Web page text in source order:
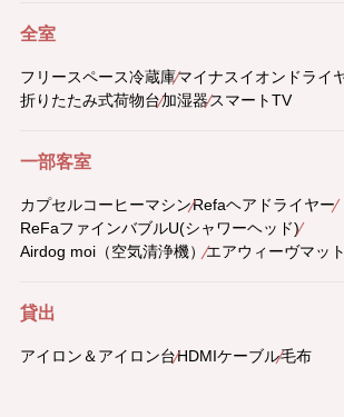
全室
フリースペース冷蔵庫マイナスイオンドライ
折りたたみ式荷物台加湿器スマートTV
一部客室
カプセルコーヒーマシンRefaヘアドライヤー
ReFaファインバブルU(シャワーヘッド)
Airdog moi（空気清浄機）エアウィーヴマッ
貸出
アイロン＆アイロン台HDMIケーブル毛布